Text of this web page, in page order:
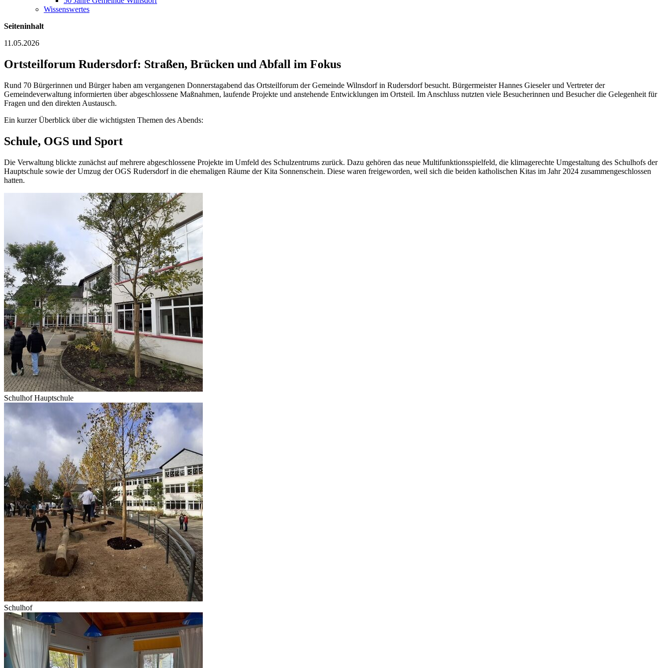
Wissenswertes
Seiteninhalt
11.05.2026
Ortsteilforum Rudersdorf: Straßen, Brücken und Abfall im Fokus
Rund 70 Bürgerinnen und Bürger haben am vergangenen Donnerstagabend das Ortsteilforum der Gemeinde Wilnsdorf in Rudersdorf besucht. Bürgermeister Hannes Gieseler und Vertreter der
Gemeindeverwaltung informierten über abgeschlossene Maßnahmen, laufende Projekte und anstehende Entwicklungen im Ortsteil. Im Anschluss nutzten viele Besucherinnen und Besucher die Gelegenheit für
Fragen und den direkten Austausch.
Ein kurzer Überblick über die wichtigsten Themen des Abends:
Schule, OGS und Sport
Die Verwaltung blickte zunächst auf mehrere abgeschlossene Projekte im Umfeld des Schulzentrums zurück. Dazu gehören das neue Multifunktionsspielfeld, die klimagerechte Umgestaltung des Schulhofs der
Hauptschule sowie der Umzug der OGS Rudersdorf in die ehemaligen Räume der Kita Sonnenschein. Diese waren freigeworden, weil sich die beiden katholischen Kitas im Jahr 2024 zusammengeschlossen
hatten.
Schulhof Hauptschule
Schulhof